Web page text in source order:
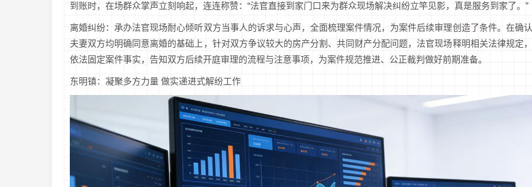
到账时，在场群众掌声立刻响起，连连称赞：“法官直接到家门口来为群众现场解决纠纷立竿见影，真是服务到家了。”
离婚纠纷：承办法官现场耐心倾听双方当事人的诉求与心声，全面梳理案件情况，为案件后续审理创造了条件。在确认
夫妻双方均明确同意离婚的基础上，针对双方争议较大的房产分割、共同财产分配问题，法官现场释明相关法律规定，
依法固定案件事实，告知双方后续开庭审理的流程与注意事项，为案件规范推进、公正裁判做好前期准备。
东明镇：凝聚多方力量 做实递进式解纷工作